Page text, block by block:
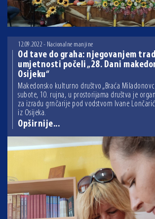
12.09.2022 - Nacionalne manjine
Od tave do graha: njegovanjem
umjetnosti počeli „28. Dani
Osijeku“
Makedonsko kulturno društvo „Braća
subote, 10. rujna, u prostorijama društva je
za izradu grnčarije pod vodstvom Ivane
iz Osijeka.
Opširnije...